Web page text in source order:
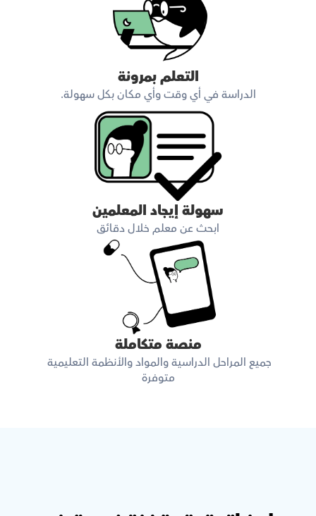
التعلم بمرونة
الدراسة في أي وقت وأي مكان بكل سهولة.
سهولة إيجاد المعلمين
ابحث عن معلم خلال دقائق
منصة متكاملة
متوفرة